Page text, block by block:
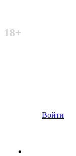
18+
Войти